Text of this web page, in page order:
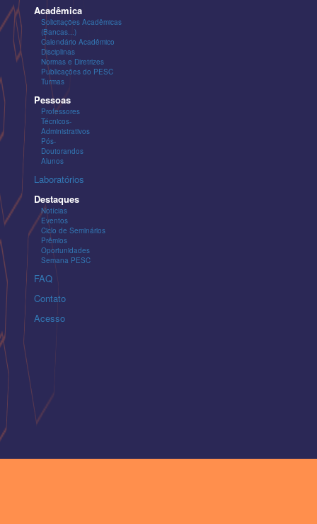
Acadêmica
Solicitações Acadêmicas
(Bancas...)
Calendário Acadêmico
Disciplinas
Normas e Diretrizes
Publicações do PESC
Turmas
Pessoas
Professores
Técnicos-
Administrativos
Pós-
Doutorandos
Alunos
Laboratórios
Destaques
Notícias
Eventos
Ciclo de Seminários
Prêmios
Oportunidades
Semana PESC
FAQ
Contato
Acesso